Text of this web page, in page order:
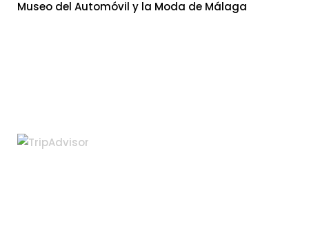
Museo del Automóvil y la Moda de Málaga